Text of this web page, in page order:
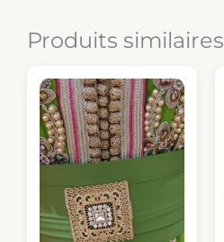
Produits similaires